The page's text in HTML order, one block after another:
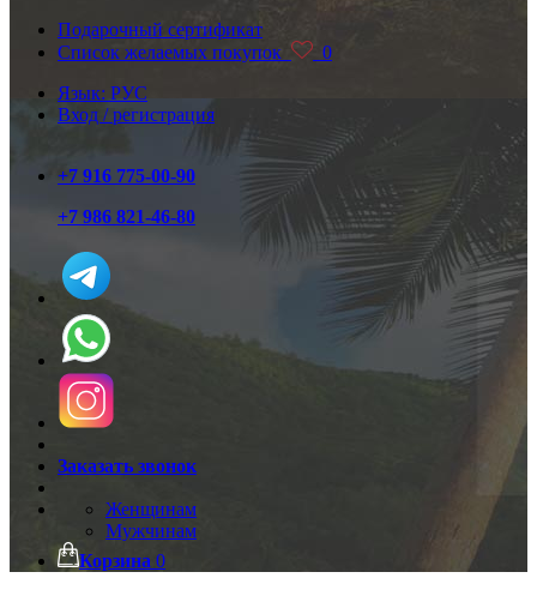
Подарочный сертификат
Список желаемых покупок
0
Язык: РУС
Вход / регистрация
+7 916 775-00-90
+7 986 821-46-80
Заказать звонок
Женщинам
Мужчинам
Корзина 0